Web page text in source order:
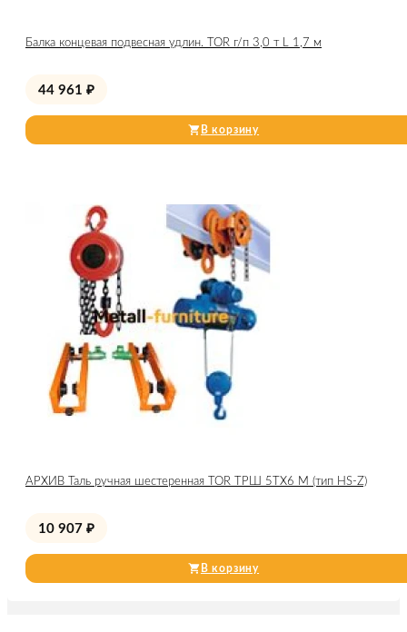
Балка концевая подвесная удлин. TOR г/п 3,0 т L 1,7 м
44 961 ₽
В корзину
АРХИВ Таль ручная шестеренная TOR ТРШ 5ТХ6 М (тип HS-Z)
10 907 ₽
В корзину